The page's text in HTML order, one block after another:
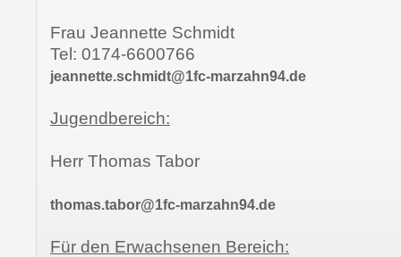
Frau Jeannette Schmidt
Tel: 0174-6600766
jeannette.schmidt@1fc-marzahn94.de
Jugendbereich:
Herr Thomas Tabor
thomas.tabor@1fc-marzahn94.de
Für den Erwachsenen Bereich: